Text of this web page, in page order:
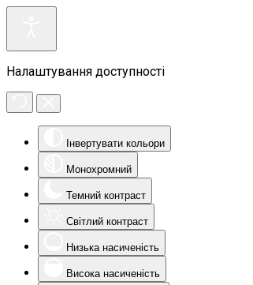
Налаштування доступності
Інвертувати кольори
Монохромний
Темний контраст
Світлий контраст
Низька насиченість
Висока насиченість